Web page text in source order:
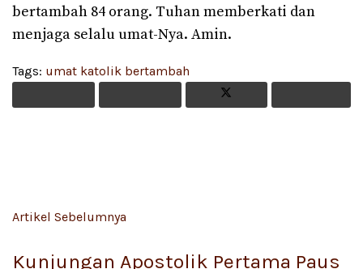
bertambah 84 orang. Tuhan memberkati dan
menjaga selalu umat-Nya. Amin.
Tags: umat katolik bertambah
Artikel Sebelumnya
Kunjungan Apostolik Pertama Paus